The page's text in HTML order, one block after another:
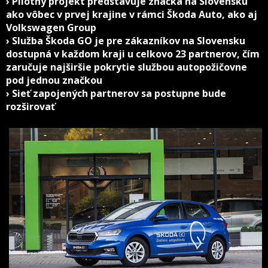
ako vôbec v prvej krajine v rámci Škoda Auto, ako aj
Volkswagen Group
› Služba Škoda GO je pre zákazníkov na Slovensku
dostupná v každom kraji u celkovo 23 partnerov, čím
zaručuje najširšie pokrytie službou autopožičovne
pod jednou značkou
› Sieť zapojených partnerov sa postupne bude
rozširovať